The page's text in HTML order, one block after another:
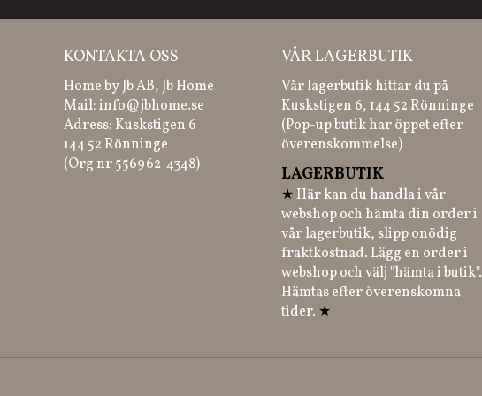
KONTAKTA OSS
Home by Jb AB, Jb Home
Mail:info@jbhome.se
Adress: Kuskstigen 6
144 52 Rönninge
(Org nr 556962-4348)
VÅR LAGERBUTIK
Vår lagerbutik hittar du på
Kuskstigen 6, 144 52 Rönninge
(Pop-up butik har öppet efter
överenskommelse)
LAGERBUTIK
★ Här kan du handla i vår
webshop och hämta din order i
vår lagerbutik, slipp onödig
fraktkostnad. Lägg en order i
webshop och välj "hämta i butik".
Hämtas efter överenskomna
tider. ★